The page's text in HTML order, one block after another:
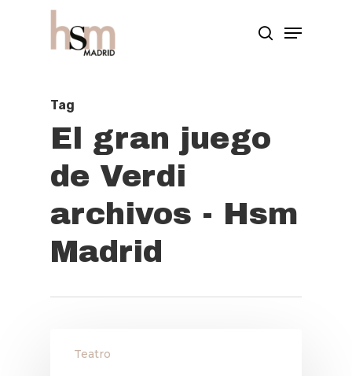
Tag
El gran juego
de Verdi
archivos - Hsm
Madrid
Teatro